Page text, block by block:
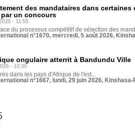
des mandataires dans
par un concours
- 11:55
du processus compétitif de sélection des
n°1670, mercredi, 5 août 2026,
ongulaire atterrit à Bandundu Ville
- 10:30
dans les pays d'Afrique de l'est...
n°1667, lundi, 29 juin 2026,